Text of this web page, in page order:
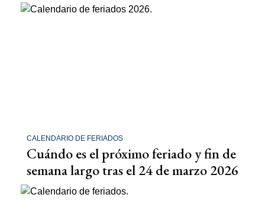
CALENDARIO DE FERIADOS
Cuándo es el próximo feriado y fin de
semana largo tras el 24 de marzo 2026